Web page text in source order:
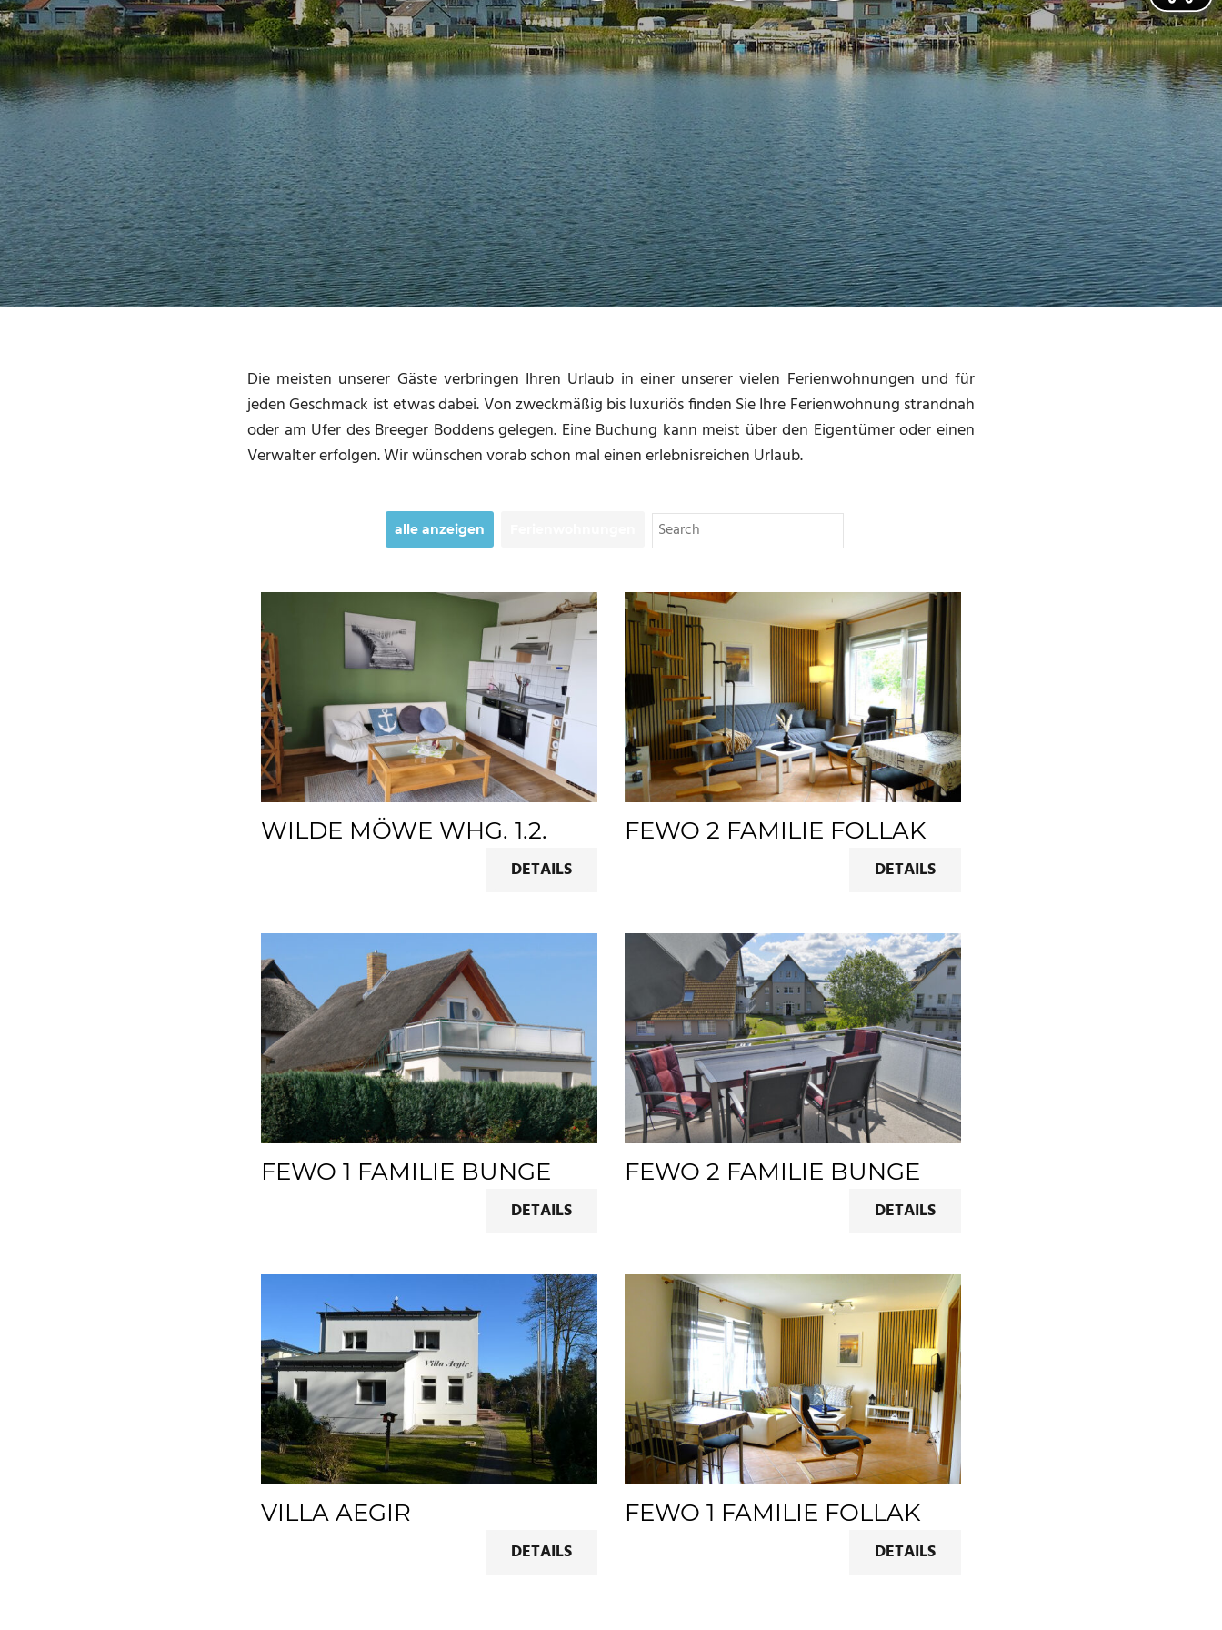
Die meisten unserer Gäste verbringen Ihren Urlaub in einer unserer vielen Ferienwohnungen und für
jeden Geschmack ist etwas dabei. Von zweckmäßig bis luxuriös finden Sie Ihre Ferienwohnung strandnah
oder am Ufer des Breeger Boddens gelegen. Eine Buchung kann meist über den Eigentümer oder einen
Verwalter erfolgen. Wir wünschen vorab schon mal einen erlebnisreichen Urlaub.
alle anzeigen
WILDE MÖWE WHG. 1.2.
DETAILS
FEWO 2 FAMILIE FOLLAK
DETAILS
FEWO 1 FAMILIE BUNGE
DETAILS
FEWO 2 FAMILIE BUNGE
DETAILS
VILLA AEGIR
DETAILS
FEWO 1 FAMILIE FOLLAK
DETAILS